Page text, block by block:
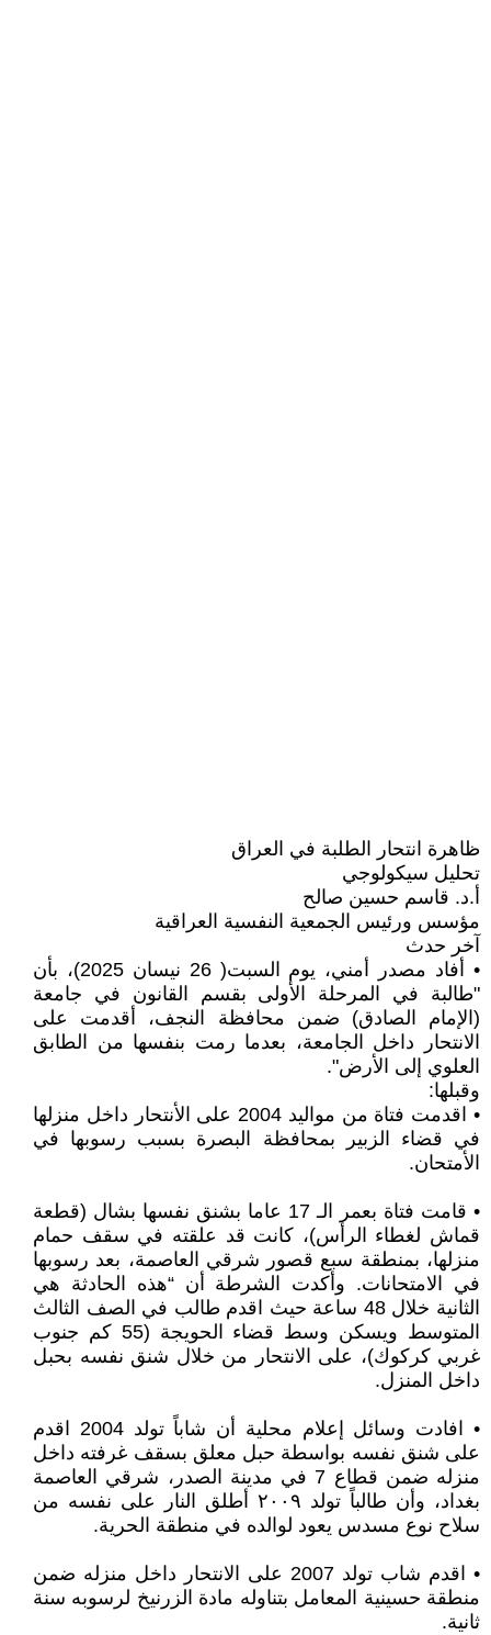
ظاهرة انتحار الطلبة في العراق
تحليل سيكولوجي
أ.د. قاسم حسين صالح
مؤسس ورئيس الجمعية النفسية العراقية
آخر حدث
• أفاد مصدر أمني، يوم السبت( 26 نيسان 2025)، بأن
"طالبة في المرحلة الأولى بقسم القانون في جامعة
(الإمام الصادق) ضمن محافظة النجف، أقدمت على
الانتحار داخل الجامعة، بعدما رمت بنفسها من الطابق
العلوي إلى الأرض".
وقبلها:
• اقدمت فتاة من مواليد 2004 على الأنتحار داخل منزلها
في قضاء الزبير بمحافظة البصرة بسبب رسوبها في
الأمتحان.
• قامت فتاة بعمر الـ 17 عاما بشنق نفسها بشال (قطعة
قماش لغطاء الرأس)، كانت قد علقته في سقف حمام
منزلها، بمنطقة سبع قصور شرقي العاصمة، بعد رسوبها
في الامتحانات. وأكدت الشرطة أن “هذه الحادثة هي
الثانية خلال 48 ساعة حيث اقدم طالب في الصف الثالث
المتوسط ويسكن وسط قضاء الحويجة (55 كم جنوب
غربي كركوك)، على الانتحار من خلال شنق نفسه بحبل
داخل المنزل.
• افادت وسائل إعلام محلية أن شاباً تولد 2004 اقدم
على شنق نفسه بواسطة حبل معلق بسقف غرفته داخل
منزله ضمن قطاع 7 في مدينة الصدر، شرقي العاصمة
بغداد، وأن طالباً تولد ٢٠٠٩ أطلق النار على نفسه من
سلاح نوع مسدس يعود لوالده في منطقة الحرية.
• اقدم شاب تولد 2007 على الانتحار داخل منزله ضمن
منطقة حسينية المعامل بتناوله مادة الزرنيخ لرسوبه سنة
ثانية.